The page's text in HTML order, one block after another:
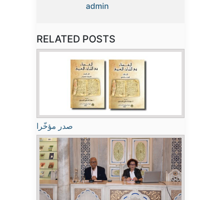
admin
RELATED POSTS
صدر مؤخّرا